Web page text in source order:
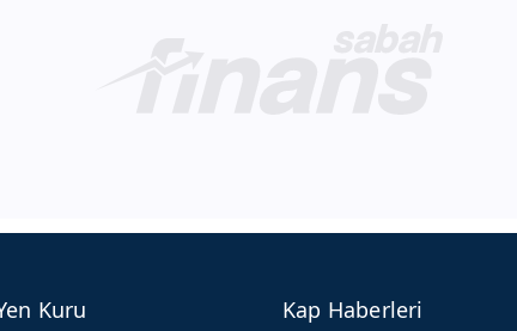
Kuru Kap Haberleri